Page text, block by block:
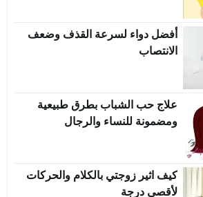
أفضل دواء لسرعة القذف وضعف
الانتصاب
علاج حب الشباب بطرق طبيعية
ومضمونة للنساء والرجال
كيف اثير زوجتي بالكلام والحركات
لأقصى درجة